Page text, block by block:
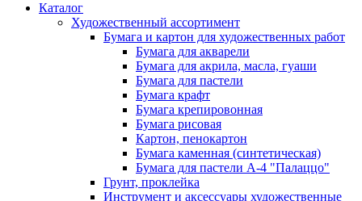
Каталог
Художественный ассортимент
Бумага и картон для художественных работ
Бумага для акварели
Бумага для акрила, масла, гуаши
Бумага для пастели
Бумага крафт
Бумага крепировонная
Бумага рисовая
Картон, пенокартон
Бумага каменная (синтетическая)
Бумага для пастели А-4 "Палаццо"
Грунт, проклейка
Инструмент и аксессуары художественные